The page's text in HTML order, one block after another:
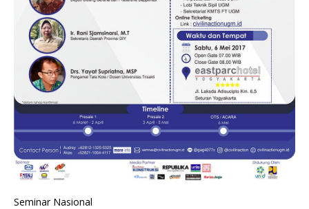
Seminar Nasional